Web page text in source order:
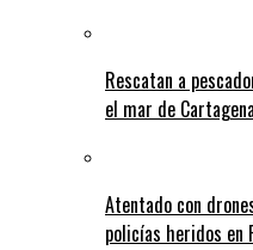
Rescatan a
el mar de Cartagena
Atentado con
policías heridos en